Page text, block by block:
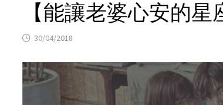
【能讓老婆心安的
30/04/2018